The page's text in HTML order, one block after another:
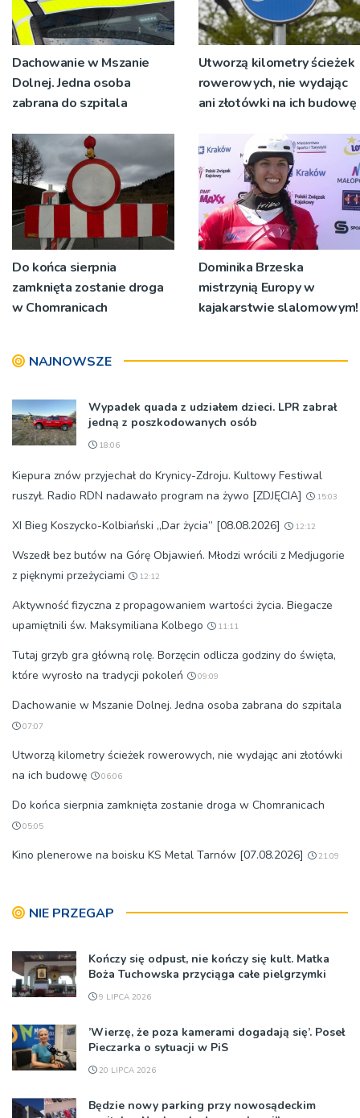
Dachowanie w Mszanie
Dolnej. Jedna osoba
zabrana do szpitala
Utworzą kilometry ścieżek
rowerowych, nie wydając
ani złotówki na ich budowę
Do końca sierpnia
zamknięta zostanie droga
w Chomranicach
Dominika Brzeska
mistrzynią Europy w
kajakarstwie slalomowym!
NAJNOWSZE
Wypadek quada z udziałem dzieci. LPR zabrał
jedną z poszkodowanych osób
18:06
Kiepura znów przyjechał do Krynicy-Zdroju. Kultowy Festiwal
ruszył. Radio RDN nadawało program na żywo [ZDJĘCIA]
15:03
XI Bieg Koszycko-Kolbiański „Dar życia” [08.08.2026] 12:12
Wszedł bez butów na Górę Objawień. Młodzi wrócili z Medjugorie
z pięknymi przeżyciami
12:12
Aktywność fizyczna z propagowaniem wartości życia. Biegacze
upamiętnili św. Maksymiliana Kolbego
11:11
Tutaj grzyb gra główną rolę. Borzęcin odlicza godziny do święta,
które wyrosło na tradycji pokoleń
09:09
Dachowanie w Mszanie Dolnej. Jedna osoba zabrana do szpitala
07:07
Utworzą kilometry ścieżek rowerowych, nie wydając ani złotówki
na ich budowę
06:06
Do końca sierpnia zamknięta zostanie droga w Chomranicach
05:05
Kino plenerowe na boisku KS Metal Tarnów [07.08.2026] 21:09
NIE PRZEGAP
Kończy się odpust, nie kończy się kult. Matka
Boża Tuchowska przyciąga całe pielgrzymki
9 LIPCA 2026
’Wierzę, że poza kamerami dogadają się’. Poseł
Pieczarka o sytuacji w PiS
20 LIPCA 2026
Będzie nowy parking przy nowosądeckim